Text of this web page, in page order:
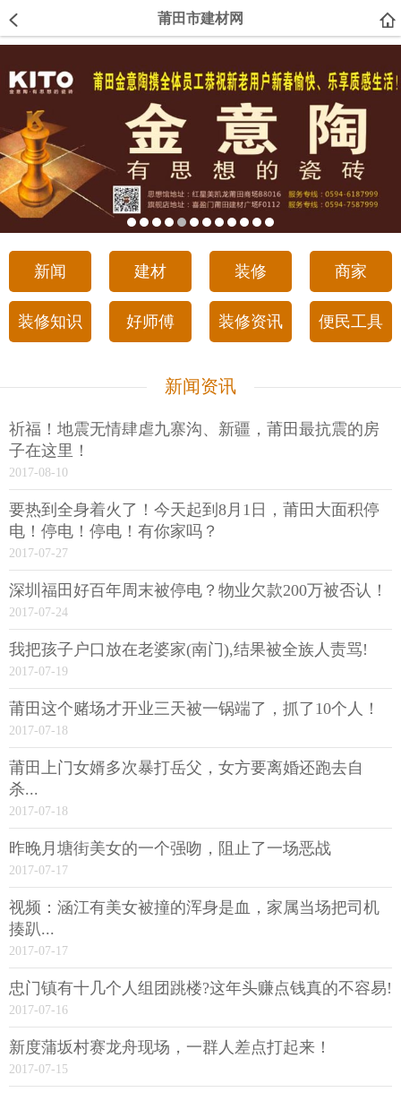
莆田市建材网
新闻 建材 装修 商家
装修知识 好师傅 装修资讯 便民工具
新闻资讯
祈福！地震无情肆虐九寨沟、新疆，莆田最抗震的房
子在这里！
2017-08-10
要热到全身着火了！今天起到8月1日，莆田大面积停
电！停电！停电！有你家吗？
2017-07-27
深圳福田好百年周末被停电？物业欠款200万被否认！
2017-07-24
我把孩子户口放在老婆家(南门),结果被全族人责骂!
2017-07-19
莆田这个赌场才开业三天被一锅端了，抓了10个人！
2017-07-18
莆田上门女婿多次暴打岳父，女方要离婚还跑去自
杀...
2017-07-18
昨晚月塘街美女的一个强吻，阻止了一场恶战
2017-07-17
视频：涵江有美女被撞的浑身是血，家属当场把司机
揍趴...
2017-07-17
忠门镇有十几个人组团跳楼?这年头赚点钱真的不容易!
2017-07-16
新度蒲坂村赛龙舟现场，一群人差点打起来！
2017-07-15